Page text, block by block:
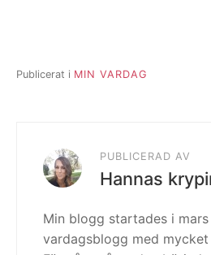
Publicerat i MIN VARDAG
PUBLICERAD AV
Hannas
Min blogg startades i
vardagsblogg med